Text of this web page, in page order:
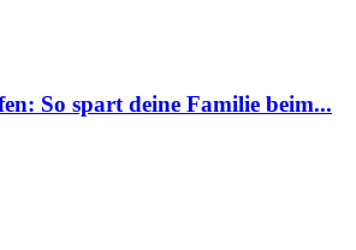
So spart deine Familie beim...